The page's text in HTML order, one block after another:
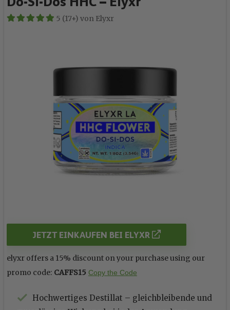
5 (17+) von Elyxr
JETZT EINKAUFEN BEI ELYXR
elyxr offers a 15% discount on your purchase using our
promo code: CAFFS15 Copy the Code
Hochwertiges Destillat – gleichbleibende und